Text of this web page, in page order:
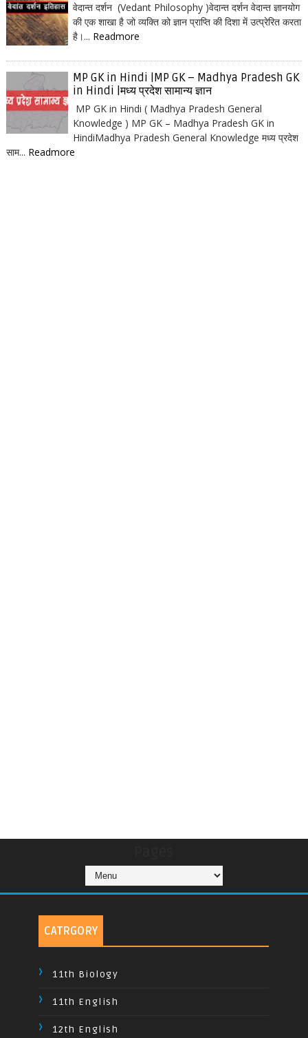
वेदान्त दर्शन (Vedant Philosophy )वेदान्त दर्शन वेदान्त ज्ञानयोग
की एक शाखा है जो व्यक्ति को ज्ञान प्राप्ति की दिशा में उत्प्रेरित करता
है।... Readmore
MP GK in Hindi |MP GK – Madhya Pradesh GK
in Hindi |मध्य प्रदेश सामान्य ज्ञान
MP GK in Hindi ( Madhya Pradesh General
Knowledge ) MP GK – Madhya Pradesh GK in
HindiMadhya Pradesh General Knowledge मध्य प्रदेश
साम... Readmore
CATRGORY
11th Biology
11th English
12th English